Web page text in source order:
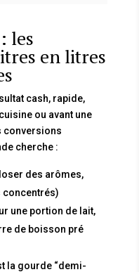
les
en litres
cash, rapide,
ou avant une
conversions
cherche :
des arômes,
concentrés)
une portion de lait,
de boisson pré
la gourde “demi-